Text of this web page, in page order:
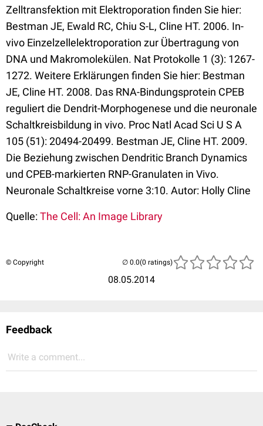
Zelltransfektion mit Elektroporation finden Sie hier:
Bestman JE, Ewald RC, Chiu S-L, Cline HT. 2006. In-
vivo Einzelzellelektroporation zur Übertragung von
DNA und Makromolekülen. Nat Protokolle 1 (3): 1267-
1272. Weitere Erklärungen finden Sie hier: Bestman
JE, Cline HT. 2008. Das RNA-Bindungsprotein CPEB
reguliert die Dendrit-Morphogenese und die neuronale
Schaltkreisbildung in vivo. Proc Natl Acad Sci U S A
105 (51): 20494-20499. Bestman JE, Cline HT. 2009.
Die Beziehung zwischen Dendritic Branch Dynamics
und CPEB-markierten RNP-Granulaten in Vivo.
Neuronale Schaltkreise vorne 3:10. Autor: Holly Cline
Quelle:The Cell: An Image Library
© Copyright
08.05.2014
(0 ratings)
Feedback
Write a comment...